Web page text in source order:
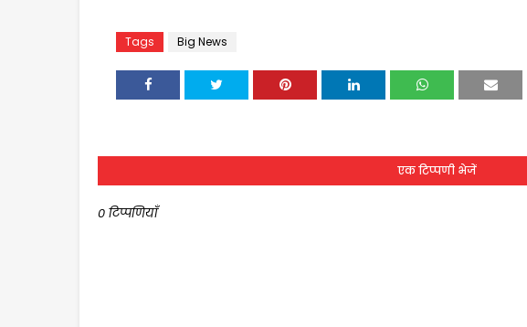
Tags Big News
एक टिप्पणी भेजें
0 टिप्पणियाँ